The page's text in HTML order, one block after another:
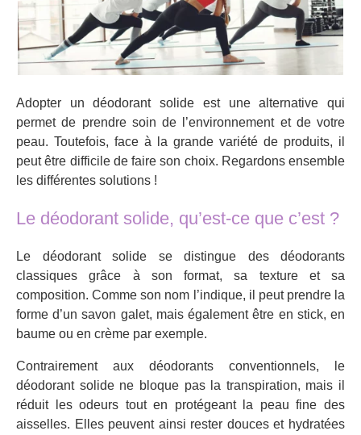
Adopter un déodorant solide est une alternative qui
permet de prendre soin de l’environnement et de votre
peau. Toutefois, face à la grande variété de produits, il
peut être difficile de faire son choix. Regardons ensemble
les différentes solutions !
Le déodorant solide, qu’est-ce que c’est ?
Le déodorant solide se distingue des déodorants
classiques grâce à son format, sa texture et sa
composition. Comme son nom l’indique, il peut prendre la
forme d’un savon galet, mais également être en stick, en
baume ou en crème par exemple.
Contrairement aux déodorants conventionnels, le
déodorant solide ne bloque pas la transpiration, mais il
réduit les odeurs tout en protégeant la peau fine des
aisselles. Elles peuvent ainsi rester douces et hydratées